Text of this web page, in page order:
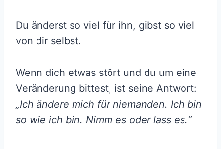
Du änderst so viel für ihn, gibst so viel
von dir selbst.
Wenn dich etwas stört und du um eine
Veränderung bittest, ist seine Antwort:
„Ich ändere mich für niemanden. Ich bin
so wie ich bin. Nimm es oder lass es.“